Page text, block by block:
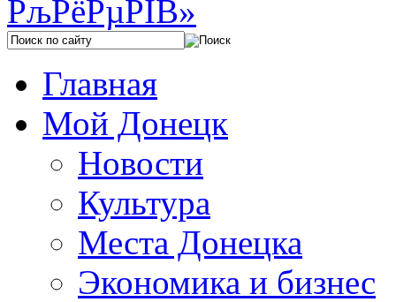
Главная
Мой Донецк
Новости
Культура
Места Донецка
Экономика и бизнес